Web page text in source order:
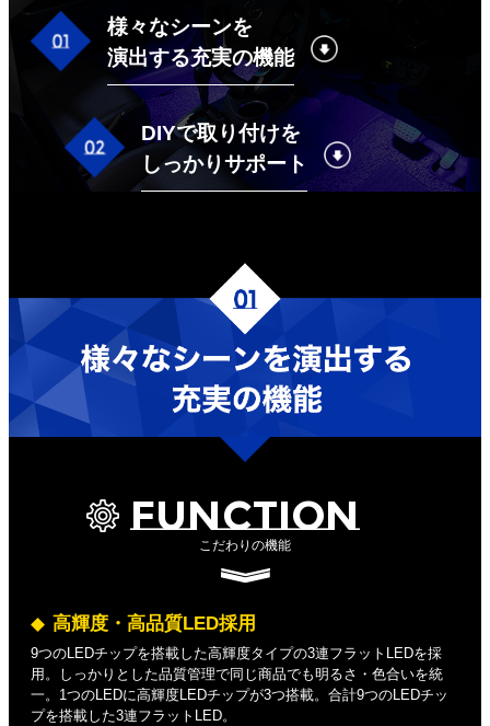
様々なシーンを
演出する充実の機能
DIYで取り付けを
しっかりサポート
FUNCTION
こだわりの機能
高輝度・高品質LED採用
9つのLEDチップを搭載した高輝度タイプの3連フラットLEDを採
用。しっかりとした品質管理で同じ商品でも明るさ・色合いを統
一。1つのLEDに高輝度LEDチップが3つ搭載。合計9つのLEDチッ
プを搭載した3連フラットLED。